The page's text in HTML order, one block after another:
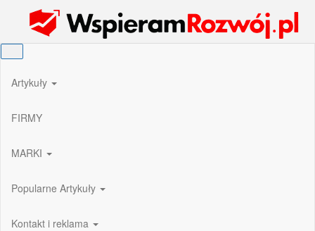
Wspieram Rozwój PL
Artykuły
FIRMY
MARKI
Popularne Artykuły
Kontakt i reklama